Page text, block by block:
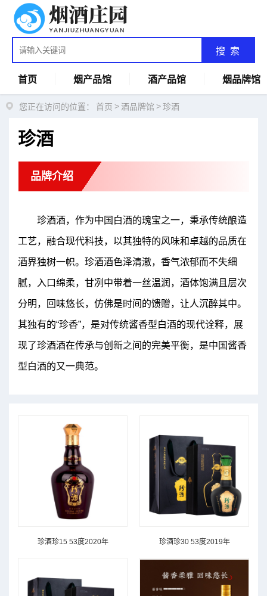
搜 索
首页 烟产品馆 酒产品馆 烟品牌馆
您正在访问的位置： 首页 > 酒品牌馆 >珍酒
珍酒
品牌介绍
珍酒酒，作为中国白酒的瑰宝之一，秉承传统酿造
工艺，融合现代科技，以其独特的风味和卓越的品质在
酒界独树一帜。珍酒酒色泽清澈，香气浓郁而不失细
腻，入口绵柔，甘冽中带着一丝温润，酒体饱满且层次
分明，回味悠长，仿佛是时间的馈赠，让人沉醉其中。
其独有的“珍香”，是对传统酱香型白酒的现代诠释，展
现了珍酒酒在传承与创新之间的完美平衡，是中国酱香
型白酒的又一典范。
珍酒珍15 53度2020年 珍酒珍30 53度2019年